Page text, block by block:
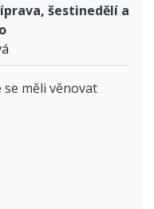
šestinedělí a
měli věnovat